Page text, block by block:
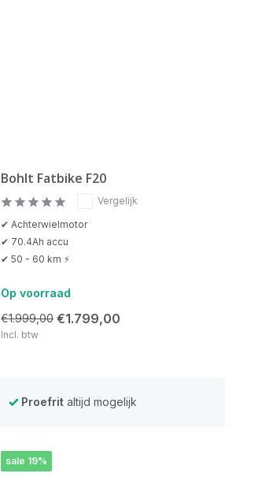
Bohlt Fatbike F20
Vergelijk
✔ Achterwielmotor
✔ 70.4Ah accu
✔ 50 - 60 km ⚡
Op voorraad
€1.999,00 €1.799,00
Incl. btw
Proefrit altijd mogelijk
sale 19%